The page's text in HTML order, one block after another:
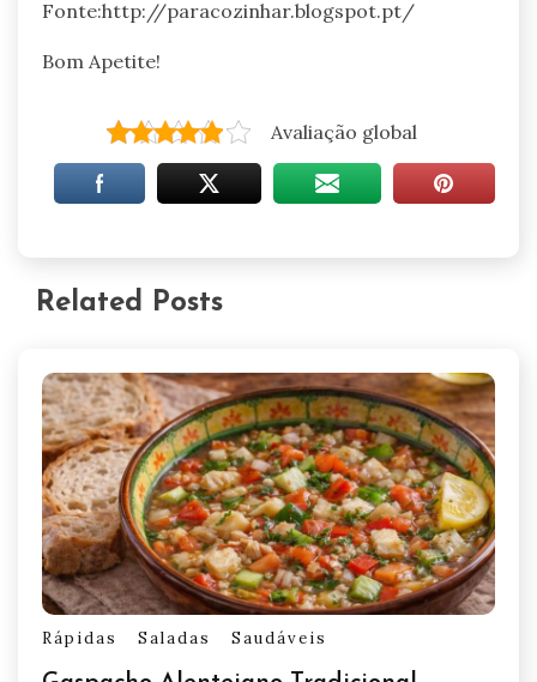
Fonte:http://paracozinhar.blogspot.pt/
Bom Apetite!
Avaliação global
Related Posts
Rápidas Saladas Saudáveis